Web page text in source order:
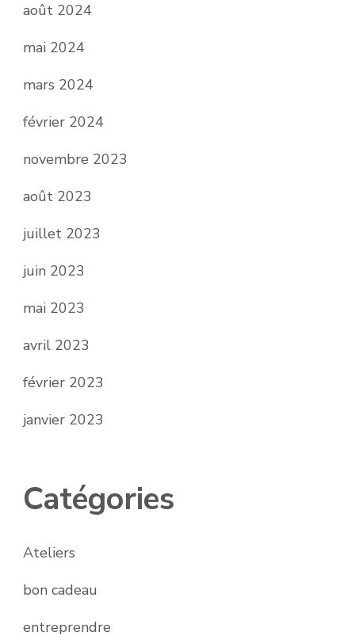
août 2024
mai 2024
mars 2024
février 2024
novembre 2023
août 2023
juillet 2023
juin 2023
mai 2023
avril 2023
février 2023
janvier 2023
Catégories
Ateliers
bon cadeau
entreprendre